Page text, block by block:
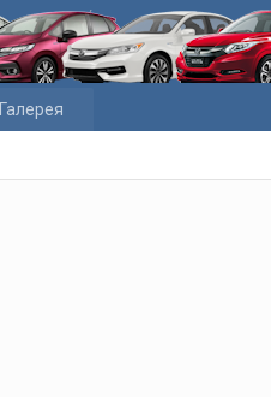
Галерея